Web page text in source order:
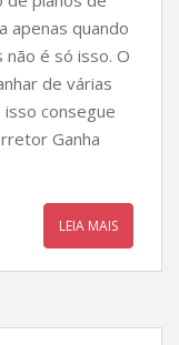
apenas quando
é só isso. O
de várias
consegue
Ganha
LEIA MAIS